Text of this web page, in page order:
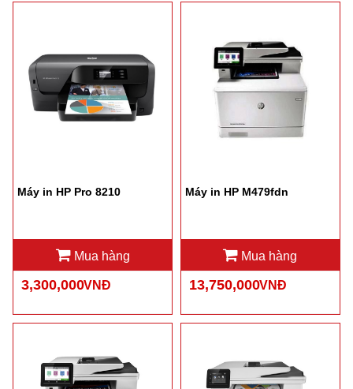
Máy in HP Pro 8210
Mua hàng
3,300,000VNĐ
Máy in HP M479fdn
Mua hàng
13,750,000VNĐ